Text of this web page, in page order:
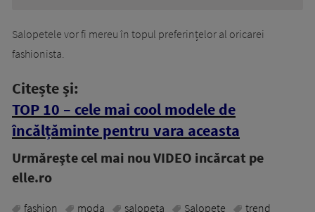
Salopetele vor fi mereu în topul preferințelor al oricarei
fashionista.
Citește și:
TOP 10 – cele mai cool modele de
încălțăminte pentru vara aceasta
Urmăreşte cel mai nou VIDEO incărcat pe
elle.ro
fashion moda salopeta Salopete trend